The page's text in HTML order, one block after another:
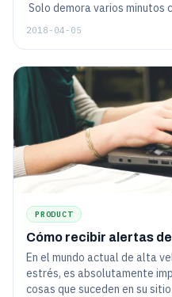
Solo demora varios minutos
2018-04-05
PRODUCT
Cómo recibir alertas
En el mundo actual de alta
estrés, es absolutamente
cosas que suceden en su